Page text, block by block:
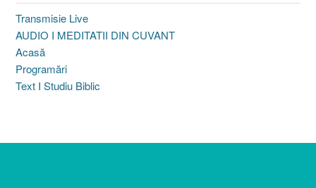
Transmisie Live
AUDIO I MEDITATII DIN CUVANT
Acasă
Programări
Text I Studiu Biblic